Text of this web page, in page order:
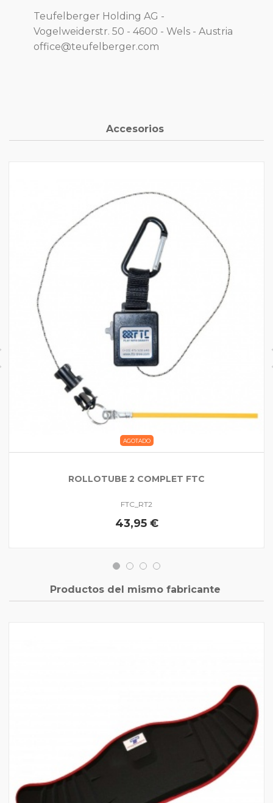
Teufelberger Holding AG -
Vogelweiderstr. 50 - 4600 - Wels - Austria
office@teufelberger.com
Accesorios
AGOTADO
ROLLOTUBE 2 COMPLET FTC
FTC_RT2
43,95 €
Productos del mismo fabricante